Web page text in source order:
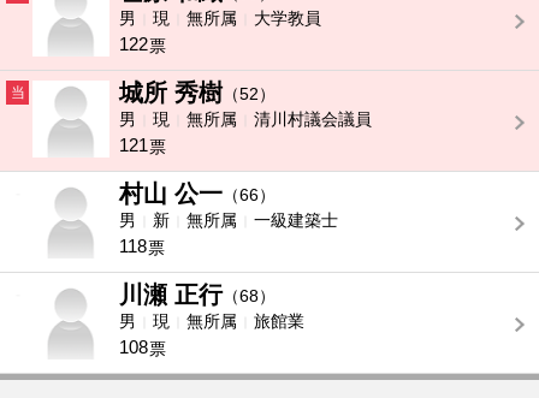
男
現 無所属 大学教員
122票
当 城所 秀樹（52）
男
現 無所属 清川村議会議員
121票
村山 公一 （66）
男
新 無所属 一級建築士
118票
川瀬 正行（68）
男
現 無所属 旅館業
108票